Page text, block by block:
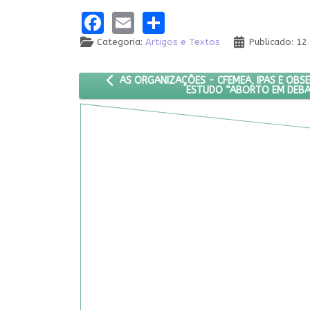
Facebook
Email
Categoria:Artigos e Textos Publicado:
ARTIGO ANTERIOR: AS ORGANIZAÇÕES -
AS ORGANIZAÇÕES - CFEMEA, IPAS E
ESTUDO “ABORTO EM